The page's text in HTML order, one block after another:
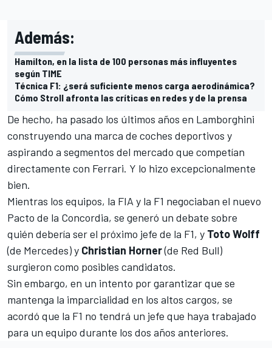
Además:
Hamilton, en la lista de 100 personas más influyentes
según TIME
Técnica F1: ¿será suficiente menos carga aerodinámica?
Cómo Stroll afronta las críticas en redes y de la prensa
De hecho, ha pasado los últimos años en Lamborghini
construyendo una marca de coches deportivos y
aspirando a segmentos del mercado que competían
directamente con Ferrari. Y lo hizo excepcionalmente
bien.
Mientras los equipos, la FIA y la F1 negociaban el nuevo
Pacto de la Concordia, se generó un debate sobre
quién debería ser el próximo jefe de la F1, y Toto Wolff
(de Mercedes) y Christian Horner(de Red Bull)
surgieron como posibles candidatos.
Sin embargo, en un intento por garantizar que se
mantenga la imparcialidad en los altos cargos, se
acordó que la F1 no tendrá un jefe que haya trabajado
para un equipo durante los dos años anteriores.